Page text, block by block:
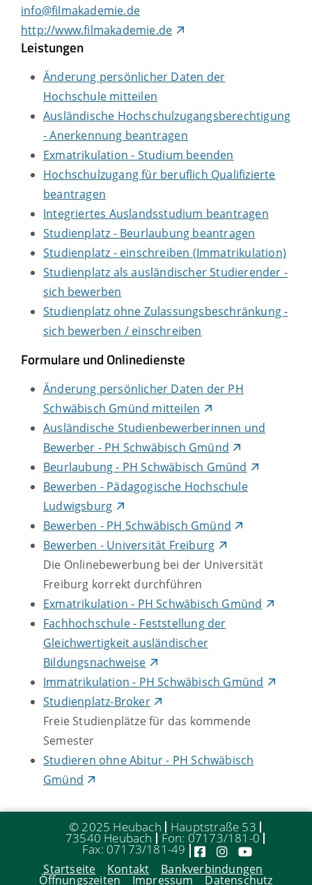
info@filmakademie.de
http://www.filmakademie.de
Leistungen
Änderung persönlicher Daten der
Hochschule mitteilen
Ausländische Hochschulzugangsberechtigung
- Anerkennung beantragen
Exmatrikulation - Studium beenden
Hochschulzugang für beruflich Qualifizierte
beantragen
Integriertes Auslandsstudium beantragen
Studienplatz - Beurlaubung beantragen
Studienplatz - einschreiben (Immatrikulation)
Studienplatz als ausländischer Studierender -
sich bewerben
Studienplatz ohne Zulassungsbeschränkung -
sich bewerben / einschreiben
Formulare und Onlinedienste
Änderung persönlicher Daten der PH
Schwäbisch Gmünd mitteilen
Ausländische Studienbewerberinnen und
Bewerber - PH Schwäbisch Gmünd
Beurlaubung - PH Schwäbisch Gmünd
Bewerben - Pädagogische Hochschule
Ludwigsburg
Bewerben - PH Schwäbisch Gmünd
Bewerben - Universität Freiburg
Die Onlinebewerbung bei der Universität
Freiburg korrekt durchführen
Exmatrikulation - PH Schwäbisch Gmünd
Fachhochschule - Feststellung der
Gleichwertigkeit ausländischer
Bildungsnachweise
Immatrikulation - PH Schwäbisch Gmünd
Studienplatz-Broker
Freie Studienplätze für das kommende
Semester
Studieren ohne Abitur - PH Schwäbisch
Gmünd
© 2025 Heubach Hauptstraße 53
73540 Heubach Fon: 07173/181-0
Fax: 07173/181-49
Startseite Kontakt Bankverbindungen
Öffnungszeiten Impressum Datenschutz